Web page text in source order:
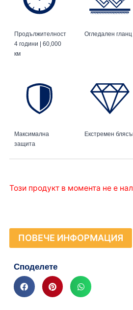
Продължителност
4 години | 60,000
км
Огледален гланц
Максимална
защита
Екстремен
Този продукт в момента не е
ПОВЕЧЕ ИНФОРМАЦИЯ
Споделете